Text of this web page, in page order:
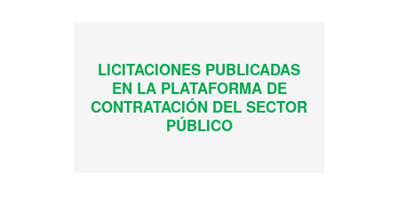
LICITACIONES PUBLICADAS
EN LA PLATAFORMA DE
CONTRATACIÓN DEL SECTOR
PÚBLICO